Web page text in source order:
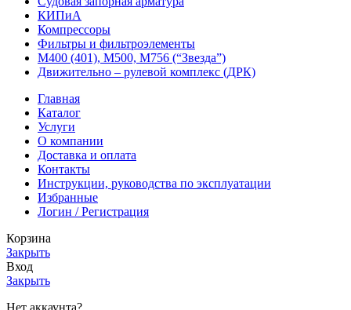
КИПиА
Компрессоры
Фильтры и фильтроэлементы
М400 (401), М500, М756 (“Звезда”)
Движительно – рулевой комплекс (ДРК)
Главная
Каталог
Услуги
О компании
Доставка и оплата
Контакты
Инструкции, руководства по эксплуатации
Избранные
Логин / Регистрация
Корзина
Закрыть
Вход
Закрыть